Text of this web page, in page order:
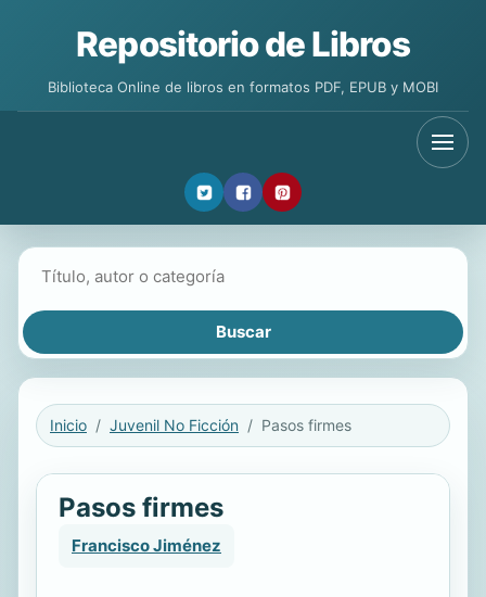
Repositorio de Libros
Biblioteca Online de libros en formatos PDF, EPUB y MOBI
Inicio Juvenil No Ficción Pasos firmes
Pasos firmes
Francisco Jiménez